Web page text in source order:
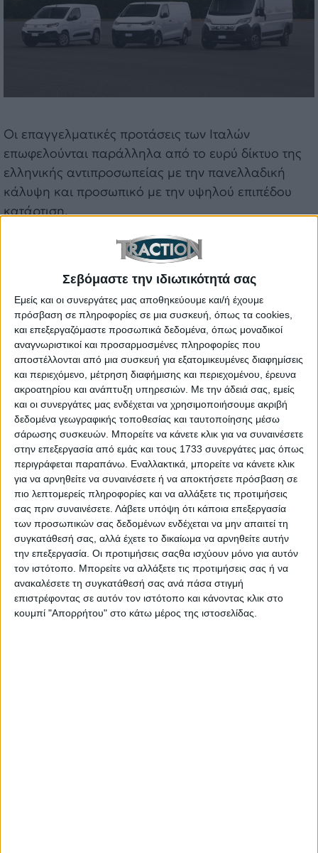
Σεβόμαστε την ιδιωτικότητά σας
Εμείς και οι συνεργάτες μας αποθηκεύουμε και/ή έχουμε
πρόσβαση σε πληροφορίες σε μια συσκευή, όπως τα cookies,
και επεξεργαζόμαστε προσωπικά δεδομένα, όπως μοναδικοί
αναγνωριστικοί και προσαρμοσμένες πληροφορίες που
αποστέλλονται από μια συσκευή για εξατομικευμένες διαφημίσεις
και περιεχόμενο, μέτρηση διαφήμισης και περιεχομένου, έρευνα
ακροατηρίου και ανάπτυξη υπηρεσιών. Με την άδειά σας, εμείς
και οι συνεργάτες μας ενδέχεται να χρησιμοποιήσουμε ακριβή
δεδομένα γεωγραφικής τοποθεσίας και ταυτοποίησης μέσω
σάρωσης συσκευών. Μπορείτε να κάνετε κλικ για να συναινέσετε
στην επεξεργασία από εμάς και τους 1733 συνεργάτες μας όπως
περιγράφεται παραπάνω. Εναλλακτικά, μπορείτε να κάνετε κλικ
για να αρνηθείτε να συναινέσετε ή να αποκτήσετε πρόσβαση σε
πιο λεπτομερείς πληροφορίες και να αλλάξετε τις προτιμήσεις
σας πριν συναινέσετε. Λάβετε υπόψη ότι κάποια επεξεργασία
των προσωπικών σας δεδομένων ενδέχεται να μην απαιτεί τη
συγκατάθεσή σας, αλλά έχετε το δικαίωμα να αρνηθείτε αυτήν
την επεξεργασία. Οι προτιμήσεις σαςθα ισχύουν μόνο για αυτόν
τον ιστότοπο. Μπορείτε να αλλάξετε τις προτιμήσεις σας ή να
ανακαλέσετε τη συγκατάθεσή σας ανά πάσα στιγμή
επιστρέφοντας σε αυτόν τον ιστότοπο και κάνοντας κλικ στο
κουμπί "Απορρήτου" στο κάτω μέρος της ιστοσελίδας.
Οι επαγγελματικές προτάσεις των Ιταλών
επωφελούνται παράλληλα από το ευρύ δίκτυο της
ελληνικής αντιπροσωπείας με την πανελλαδική
κάλυψη και προσωπικό με την υψηλού επιπέδου
κατάρτιση.
Διαβάστε επίσης: Νέα έκδοση για το best seller
στα μικρά πόλης – Ασφαλέστερο από ποτέ
Τα παραπάνω συνθέτουν ένα “πακέτο” που
ενισχύεται από τις τρέχουσες εκπτώσεις και
διευρύνεται από την 5ετή εργοστασιακή εγγύηση
(ή 200.000 χλμ.) για τα μηχανικά μέρη και την
5ετή οδική βοήθεια.
ΕΤΙΚΕΤΕΣ
Van , Fiat , LCV , Fiat Professional
,
Stellantis
, Επαγγελματικό , Scudo
,
Doblo
, επαγγελματικό Fiat , Ducato
Fiorino
, 2024
ΜΟΙΡΑΣΤΕΙΤΕ ΤΟ